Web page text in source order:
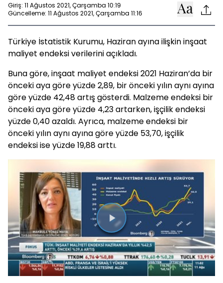
Giriş: 11 Ağustos 2021, Çarşamba 10:19
Güncelleme: 11 Ağustos 2021, Çarşamba 11:16
Türkiye İstatistik Kurumu, Haziran ayına ilişkin inşaat
maliyet endeksi verilerini açıkladı.
Buna göre, inşaat maliyet endeksi 2021 Haziran’da bir
önceki aya göre yüzde 2,89, bir önceki yılın aynı ayına
göre yüzde 42,48 artış gösterdi. Malzeme endeksi bir
önceki aya göre yüzde 4,23 artarken, işçilik endeksi
yüzde 0,40 azaldı. Ayrıca, malzeme endeksi bir
önceki yılın aynı ayına göre yüzde 53,70, işçilik
endeksi ise yüzde 19,88 arttı.
Videoyu
Oynat